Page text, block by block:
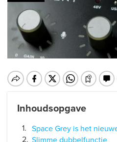
Inhoudsopgave
Space Grey is het